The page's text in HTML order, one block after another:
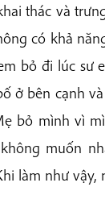
thác và
có khả
bỏ đi lúc sư
ở bên cạnh
bỏ mình vì
muốn
làm như